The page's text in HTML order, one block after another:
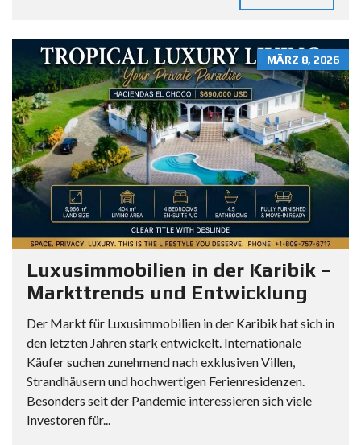
MÄRZ 8, 2026
Luxusimmobilien in der Karibik –
Markttrends und Entwicklung
Der Markt für Luxusimmobilien in der Karibik hat sich in
den letzten Jahren stark entwickelt. Internationale
Käufer suchen zunehmend nach exklusiven Villen,
Strandhäusern und hochwertigen Ferienresidenzen.
Besonders seit der Pandemie interessieren sich viele
Investoren für...